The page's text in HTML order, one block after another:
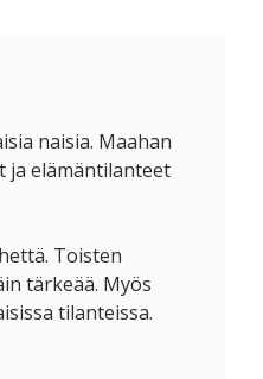
naisia. Maahan
ja elämäntilanteet
Toisten
tärkeää. Myös
tilanteissa.